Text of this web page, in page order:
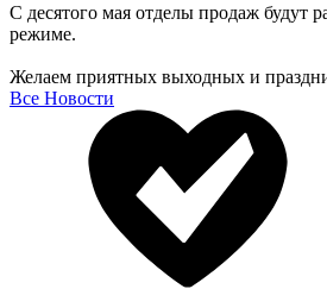
С десятого мая отделы продаж будут
режиме.
Желаем приятных выходных и
Все Новости